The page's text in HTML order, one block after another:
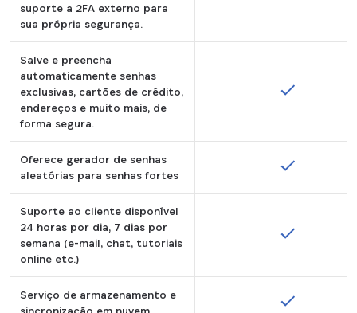
suporte a 2FA externo para
sua própria segurança.
Salve e preencha
automaticamente senhas
exclusivas, cartões de crédito,
endereços e muito mais, de
forma segura.
Oferece gerador de senhas
aleatórias para senhas fortes
Suporte ao cliente disponível
24 horas por dia, 7 dias por
semana (e-mail, chat, tutoriais
online etc.)
Serviço de armazenamento e